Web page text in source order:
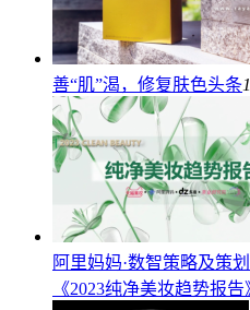
善“肌”渴，修复肤色头条1
阿里妈妈·数智策略及策
《2023纯净美妆趋势报告